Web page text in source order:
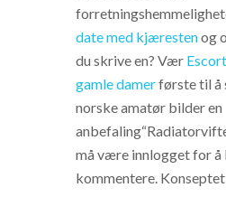
date med kjærestenog
du skrive en? Vær
gamle damerførste til å
norske amatør bilder en
må være innlogget for å
kommentere.